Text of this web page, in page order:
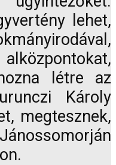
lehet,
létre az
Károly
megtesznek,